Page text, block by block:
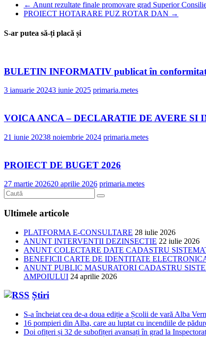
← Anunt rezultate finale promovare grad Superior
PROIECT HOTARARE PUZ ROTAR DAN →
S-ar putea să-ți placă și
BULETIN INFORMATIV publicat în
3 ianuarie 20243 iunie 2025 primaria.metes
VOICA ANCA – DECLARATIE DE AVERE SI
21 iunie 20238 noiembrie 2024 primaria.metes
PROIECT DE BUGET 2026
27 martie 202620 aprilie 2026 primaria.metes
Ultimele articole
PLATFORMA E-CONSULTARE 28 iulie 2026
ANUNT INTERVENTII DEZINSECTIE 22 iulie 2026
ANUNT COLECTARE DATE CADASTRU
BENEFICII CARTE DE IDENTITATE
ANUNT PUBLIC MASURATORI CADASTRU
AMPOIULUI 24 aprilie 2026
Știri
S-a încheiat cea de-a doua ediție a Școlii de vară Alba
16 pompieri din Alba, care au luptat cu incendiile de
Doi ofițeri și 32 de subofițeri avansați în grad la